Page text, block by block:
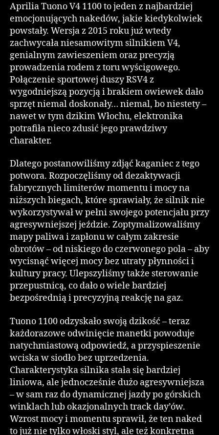
Aprilia Tuono V4 1100 to jeden z najbardziej
emocjonujących nakedów, jakie kiedykolwiek
powstały. Wersja z 2015 roku już wtedy
zachwycała niesamowitym silnikiem V4,
genialnym zawieszeniem oraz precyzją
prowadzenia rodem z toru wyścigowego.
Połączenie sportowej duszy RSV4 z
wygodniejszą pozycją i brakiem owiewek dało
sprzęt niemal doskonały… niemal, bo niestety –
nawet w tym dzikim Włochu, elektronika
potrafiła nieco zdusić jego prawdziwy
charakter.
Dlatego postanowiliśmy zdjąć kaganiec z tego
potwora. Rozpoczęliśmy od dezaktywacji
fabrycznych limiterów momentu i mocy na
niższych biegach, które sprawiały, że silnik nie
wykorzystywał w pełni swojego potencjału przy
agresywniejszej jeździe. Zoptymalizowaliśmy
mapy paliwa i zapłonu w całym zakresie
obrotów – od niskiego do czerwonego pola – aby
wycisnąć więcej mocy bez utraty płynności i
kultury pracy. Ulepszyliśmy także sterowanie
przepustnicą, co dało o wiele bardziej
bezpośrednią i precyzyjną reakcję na gaz.
Tuono 1100 odzyskało swoją dzikość – teraz
każdorazowe odwinięcie manetki powoduje
natychmiastową odpowiedź, a przyspieszenie
wciska w siodło bez uprzedzenia.
Charakterystyka silnika stała się bardziej
liniowa, ale jednocześnie dużo agresywniejsza
– w sam raz do dynamicznej jazdy po górskich
winklach lub okazjonalnych track day’ów.
Wzrost mocy i momentu sprawił, że ten naked
to już nie tylko włoski styl, ale też konkretna